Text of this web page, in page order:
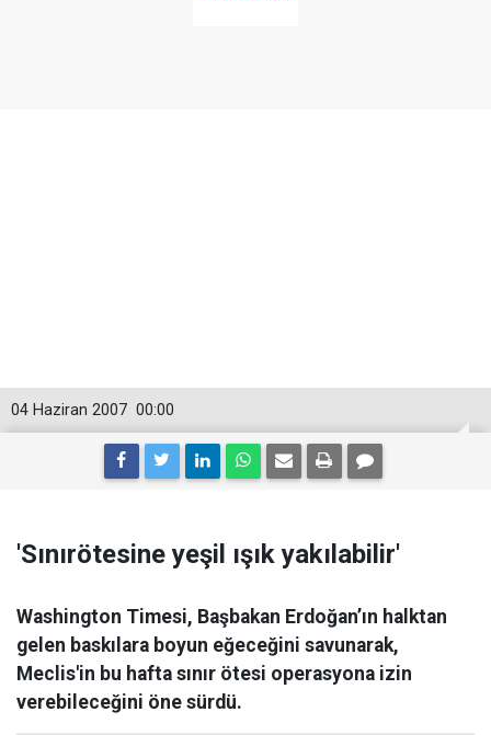
00:00
04 Haziran 2007
'Sınırötesine yeşil ışık yakılabilir'
Washington Timesi, Başbakan Erdoğan’ın halktan
gelen baskılara boyun eğeceğini savunarak,
Meclis'in bu hafta sınır ötesi operasyona izin
verebileceğini öne sürdü.